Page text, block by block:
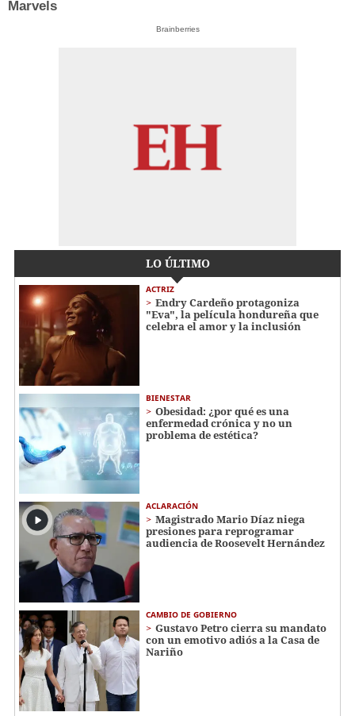
Marvels
Brainberries
LO ÚLTIMO
ACTRIZ
Endry Cardeño protagoniza
"Eva", la película hondureña que
celebra el amor y la inclusión
BIENESTAR
Obesidad: ¿por qué es una
enfermedad crónica y no un
problema de estética?
ACLARACIÓN
Magistrado Mario Díaz niega
presiones para reprogramar
audiencia de Roosevelt Hernández
CAMBIO DE GOBIERNO
Gustavo Petro cierra su mandato
con un emotivo adiós a la Casa de
Nariño